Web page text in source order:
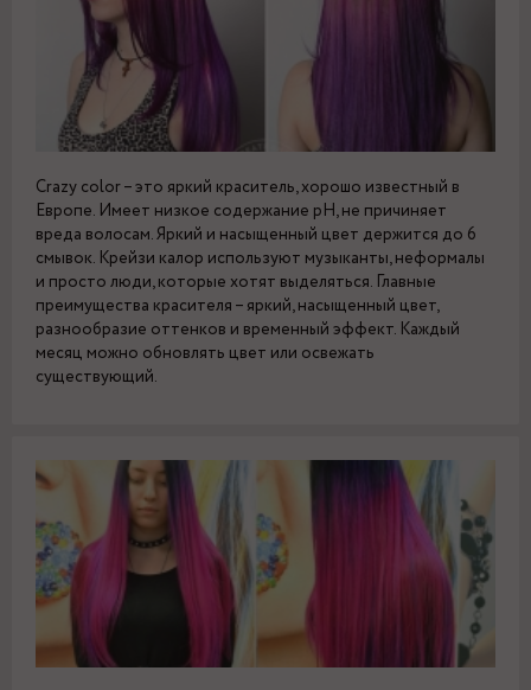
Crazy color – это яркий краситель, хорошо известный в
Европе. Имеет низкое содержание pH, не причиняет
вреда волосам. Яркий и насыщенный цвет держится до 6
смывок. Крейзи калор используют музыканты, неформалы
и просто люди, которые хотят выделяться. Главные
преимущества красителя – яркий, насыщенный цвет,
разнообразие оттенков и временный эффект. Каждый
месяц можно обновлять цвет или освежать
существующий.